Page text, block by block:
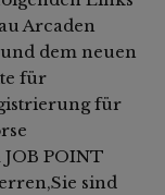
Arcaden
dem neuen
für
für
POINT
sind